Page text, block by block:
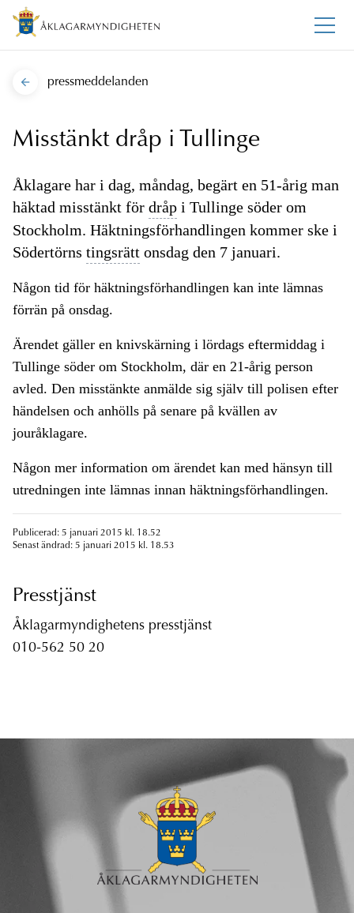
pressmeddelanden
Misstänkt dråp i Tullinge
Åklagare har i dag, måndag, begärt en 51-årig man
häktad misstänkt för dråp i Tullinge söder om
Stockholm. Häktningsförhandlingen kommer ske i
Södertörns tingsrätt onsdag den 7 januari.
Någon tid för häktningsförhandlingen kan inte lämnas
förrän på onsdag.
Ärendet gäller en knivskärning i lördags eftermiddag i
Tullinge söder om Stockholm, där en 21-årig person
avled. Den misstänkte anmälde sig själv till polisen efter
händelsen och anhölls på senare på kvällen av
jouråklagare.
Någon mer information om ärendet kan med hänsyn till
utredningen inte lämnas innan häktningsförhandlingen.
Publicerad: 5 januari 2015 kl. 18.52
Senast ändrad: 5 januari 2015 kl. 18.53
Presstjänst
Åklagarmyndighetens presstjänst
010-562 50 20